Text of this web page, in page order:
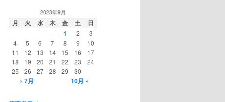
2023年9月
月 火 水 木 金 土
日
1
2
3
4
5 6 7 8 9
10
11
12 13 14 15 16
17
18
19 20 21 22 23
24
25
26 27 28 29 30
« 7月 10月 »